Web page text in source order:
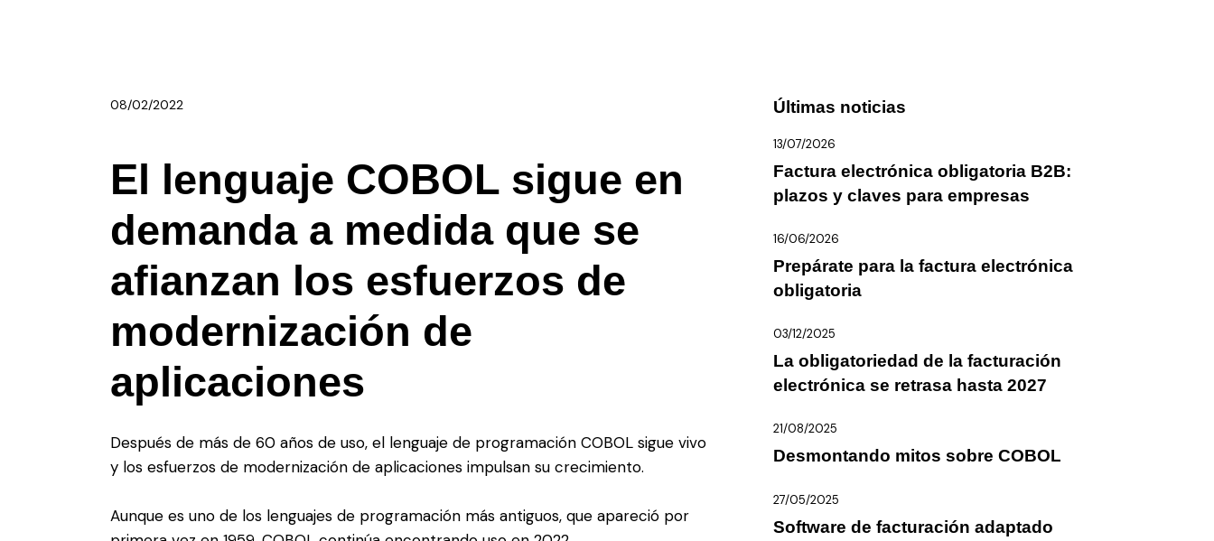
08/02/2022
El lenguaje COBOL sigue en
demanda a medida que se
afianzan los esfuerzos de
modernización de
aplicaciones
Después de más de 60 años de uso, el lenguaje de programación COBOL sigue vivo
y los esfuerzos de modernización de aplicaciones impulsan su crecimiento.
Aunque es uno de los lenguajes de programación más antiguos, que apareció por
Últimas noticias
13/07/2026
Factura electrónica obligatoria B2B:
plazos y claves para empresas
16/06/2026
Prepárate para la factura electrónica
obligatoria
03/12/2025
La obligatoriedad de la facturación
electrónica se retrasa hasta 2027
21/08/2025
Desmontando mitos sobre COBOL
27/05/2025
Software de facturación adaptado